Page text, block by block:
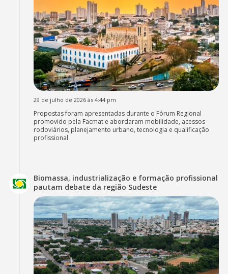
29 de julho de 2026 às 4:44 pm
Propostas foram apresentadas durante o Fórum Regional
promovido pela Facmat e abordaram mobilidade, acessos
rodoviários, planejamento urbano, tecnologia e qualificação
profissional
Biomassa, industrialização e formação profissional
pautam debate da região Sudeste